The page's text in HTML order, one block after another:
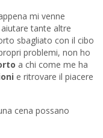
mi venne
tante altre
sbagliato con il cibo
problemi, non ho
a chi come me ha
e ritrovare il piacere
cena possano